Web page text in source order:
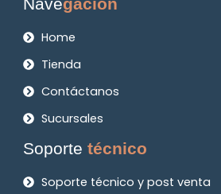
Navegación
Home
Tienda
Contáctanos
Sucursales
Soportetécnico
Soporte técnico y post venta